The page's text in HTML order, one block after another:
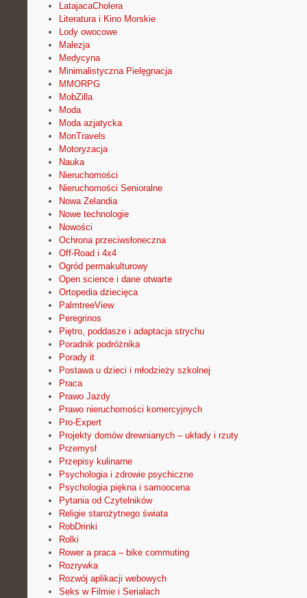
LatajacaCholera
Literatura i Kino Morskie
Lody owocowe
Malezja
Medycyna
Minimalistyczna Pielęgnacja
MMORPG
MobZilla
Moda
Moda azjatycka
MonTravels
Motoryzacja
Nauka
Nieruchomości
Nieruchomości Senioralne
Nowa Zelandia
Nowe technologie
Nowości
Ochrona przeciwsłoneczna
Off-Road i 4x4
Ogród permakulturowy
Open science i dane otwarte
Ortopedia dziecięca
PalmtreeView
Peregrinos
Piętro, poddasze i adaptacja strychu
Poradnik podróżnika
Porady it
Postawa u dzieci i młodzieży szkolnej
Praca
Prawo Jazdy
Prawo nieruchomości komercyjnych
Pro-Expert
Projekty domów drewnianych – układy i rzuty
Przemysł
Przepisy kulinarne
Psychologia i zdrowie psychiczne
Psychologia piękna i samoocena
Pytania od Czytelników
Religie starożytnego świata
RobDrinki
Rolki
Rower a praca – bike commuting
Rozrywka
Rozwój aplikacji webowych
Seks w Filmie i Serialach